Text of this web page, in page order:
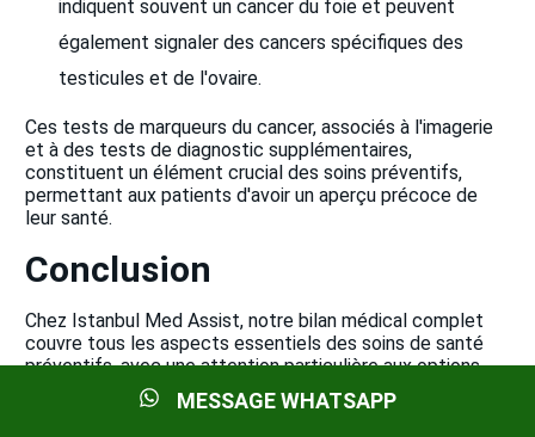
indiquent souvent un cancer du foie et peuvent
également signaler des cancers spécifiques des
testicules et de l'ovaire.
Ces tests de marqueurs du cancer, associés à l'imagerie
et à des tests de diagnostic supplémentaires,
constituent un élément crucial des soins préventifs,
permettant aux patients d'avoir un aperçu précoce de
leur santé.
Conclusion
Chez Istanbul Med Assist, notre bilan médical complet
couvre tous les aspects essentiels des soins de santé
préventifs, avec une attention particulière aux options
avancées de coloscopie et aux tests de marqueurs du
cancer pour la détection précoce du cancer. Avec des
MESSAGE WHATSAPP